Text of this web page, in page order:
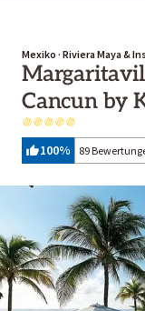
Mexiko · Riviera Maya &
Cancun by
100% 89